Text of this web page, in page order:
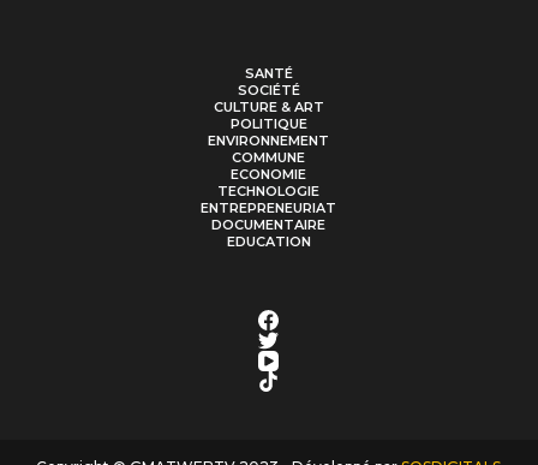
SANTÉ
SOCIÉTÉ
CULTURE & ART
POLITIQUE
ENVIRONNEMENT
COMMUNE
ECONOMIE
TECHNOLOGIE
ENTREPRENEURIAT
DOCUMENTAIRE
EDUCATION